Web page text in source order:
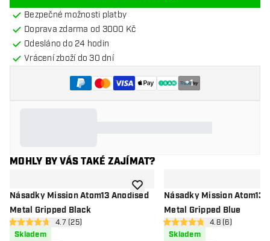
Bezpečné možnosti platby
Doprava zdarma od 3000 Kč
Odesláno do 24 hodin
Vrácení zboží do 30 dní
+1
MOHLY BY VÁS TAKÉ ZAJÍMAT?
Násadky Mission Atom13 Anodised
Metal Gripped Black
otevřít panel recenzí
4.7 hodnoticí hvězdičky
4.7 (25)
Skladem
Přidat do seznamu přání
Násadky Mission Atom13
Metal Gripped Blue
otevřít panel
4.8 hodnoticí hvězdičky
4.8 (6)
Skladem